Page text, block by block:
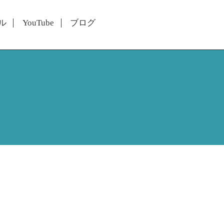
YouTube ブログ